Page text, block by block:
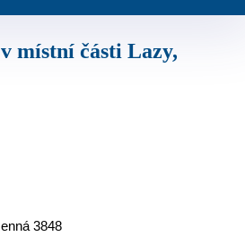
Potřebuji zaplatit
3848